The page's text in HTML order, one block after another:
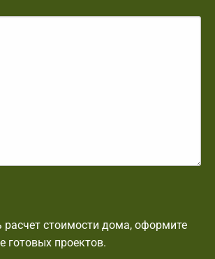
расчет стоимости дома, оформите
готовых проектов.